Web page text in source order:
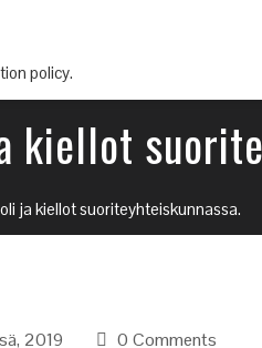
policy.
kiellot
ja kiellot suoriteyhteiskunnassa.
2019 0 Comments